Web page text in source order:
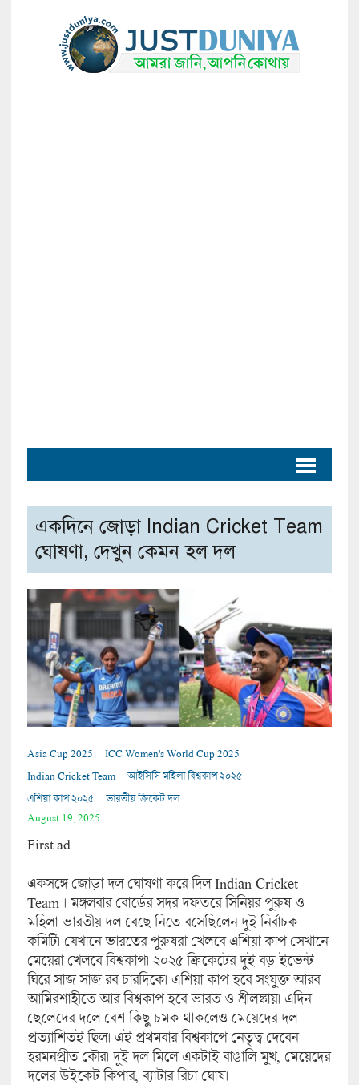
একদিনে জোড়া Indian Cricket Team
ঘোষণা, দেখুন কেমন হল দল
Asia Cup 2025
ICC Women's World Cup 2025
Indian Cricket Team
আইসিসি মহিলা বিশ্বকাপ ২০২৫
এশিয়া কাপ ২০২৫
ভারতীয় ক্রিকেট দল
August 19, 2025
First ad
একসঙ্গে জোড়া দল ঘোষণা করে দিল Indian Cricket
Team । মঙ্গলবার বোর্ডের সদর দফতরে সিনিয়র পুরুষ ও
মহিলা ভারতীয় দল বেছে নিতে বসেছিলেন দুই নির্বাচক
কমিটি। যেখানে ভারতের পুরুষরা খেলবে এশিয়া কাপ সেখানে
মেয়েরা খেলবে বিশ্বকাপ। ২০২৫ ক্রিকেটের দুই বড় ইভেন্ট
ঘিরে সাজ সাজ রব চারদিকে। এশিয়া কাপ হবে সংযুক্ত আরব
আমিরশাহীতে আর বিশ্বকাপ হবে ভারত ও শ্রীলঙ্কায়। এদিন
ছেলেদের দলে বেশ কিছু চমক থাকলেও মেয়েদের দল
প্রত্যাশিতই ছিল। এই প্রথমবার বিশ্বকাপে নেতৃত্ব দেবেন
হরমনপ্রীত কৌর। দুই দল মিলে একটাই বাঙালি মুখ, মেয়েদের
দলের উইকেট কিপার, ব্যাটার রিচা ঘোষ।